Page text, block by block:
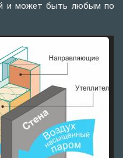
и может быть любым по